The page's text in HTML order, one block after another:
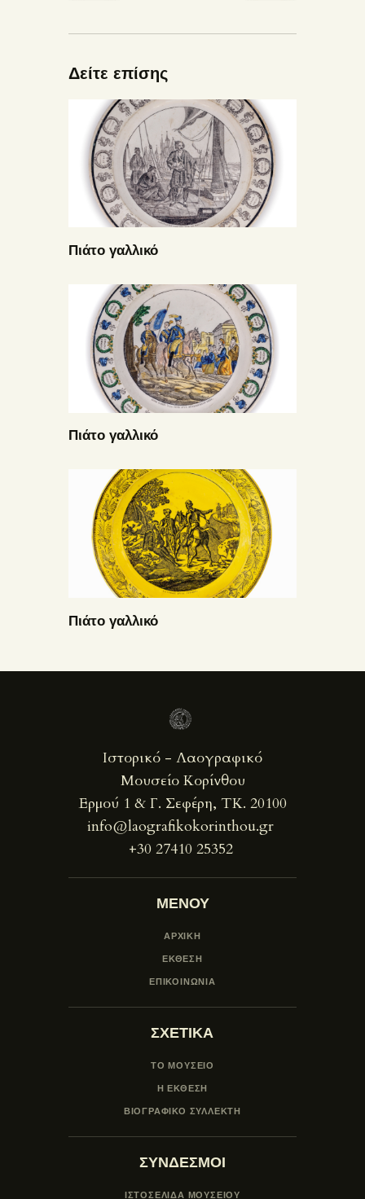
Δείτε επίσης
Πιάτο γαλλικό
Πιάτο γαλλικό
Πιάτο γαλλικό
Ιστορικό - Λαογραφικό
Μουσείο Κορίνθου
Ερμού 1 & Γ. Σεφέρη, ΤΚ. 20100
info@laografikokorinthou.gr
+30 27410 25352
ΜΕΝΟΥ
ΑΡΧΙΚΗ
ΕΚΘΕΣΗ
ΕΠΙΚΟΙΝΩΝΙΑ
ΣΧΕΤΙΚΑ
ΤΟ ΜΟΥΣΕΙΟ
Η ΕΚΘΕΣΗ
ΒΙΟΓΡΑΦΙΚΟ ΣΥΛΛΕΚΤΗ
ΣΥΝΔΕΣΜΟΙ
ΙΣΤΟΣΕΛΙΔΑ ΜΟΥΣΕΊΟΥ